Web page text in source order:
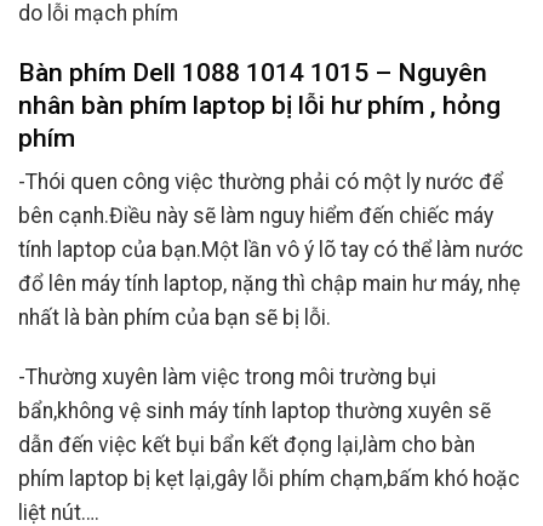
do lỗi mạch phím
Bàn phím Dell 1088 1014 1015 – Nguyên
nhân bàn phím laptop bị lỗi hư phím , hỏng
phím
-Thói quen công việc thường phải có một ly nước để
bên cạnh.Điều này sẽ làm nguy hiểm đến chiếc máy
tính laptop của bạn.Một lần vô ý lõ tay có thể làm nước
đổ lên máy tính laptop, nặng thì chập main hư máy, nhẹ
nhất là bàn phím của bạn sẽ bị lỗi.
-Thường xuyên làm việc trong môi trường bụi
bẩn,không vệ sinh máy tính laptop thường xuyên sẽ
dẫn đến việc kết bụi bẩn kết đọng lại,làm cho bàn
phím laptop bị kẹt lại,gây lỗi phím chạm,bấm khó hoặc
liệt nút….